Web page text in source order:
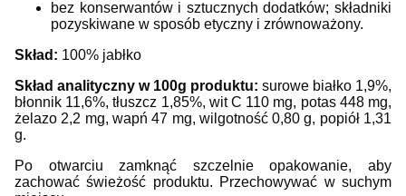
bez konserwantów i sztucznych dodatków; składniki
pozyskiwane w sposób etyczny i zrównoważony.
Skład: 100% jabłko
Skład analityczny w 100g produktu: surowe białko 1,9%,
błonnik 11,6%, tłuszcz 1,85%, wit C 110 mg, potas 448 mg,
żelazo 2,2 mg, wapń 47 mg, wilgotność 0,80 g, popiół 1,31
g.
Po otwarciu zamknąć szczelnie opakowanie, aby
zachować świeżość produktu. Przechowywać w suchym